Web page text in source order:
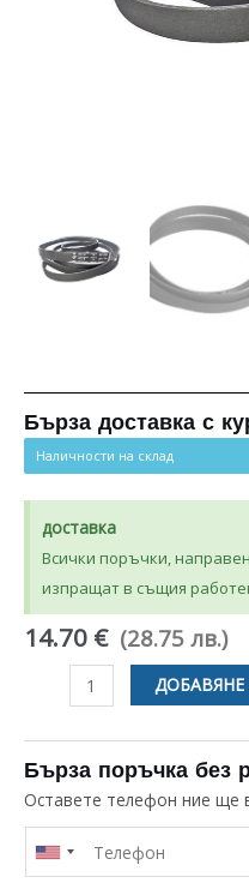
Бърза доставка с
Наличности на склад
доставка
Всички поръчки,
изпращат в същия
14.70 € (28.75 лв.)
количество
РЕМЪК
Н
СТЪПКА
2010
H7
Бърза поръчка без
Оставете телефон ние ще